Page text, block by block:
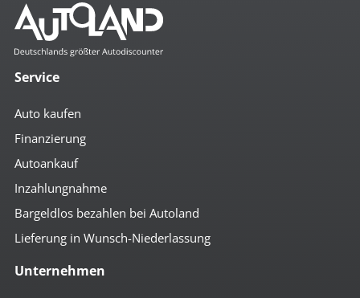
Service
Auto kaufen
Finanzierung
Autoankauf
Inzahlungnahme
Bargeldlos bezahlen bei Autoland
Lieferung in Wunsch-Niederlassung
Unternehmen